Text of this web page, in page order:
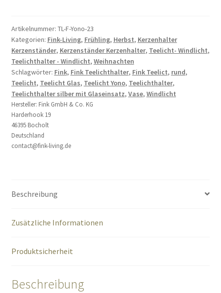
Yono
23
cm
Menge
Artikelnummer: TL-F-Yono-23
Kategorien: Fink-Living, Frühling, Herbst, Kerzenhalter
Kerzenständer, Kerzenständer Kerzenhalter, Teelicht- Windlicht,
Teelichthalter - Windlicht, Weihnachten
Schlagwörter: Fink, Fink Teelichthalter, Fink Teelict, rund,
Teelicht, Teelicht Glas, Teelicht Yono, Teelichthalter,
Teelichthalter silber mit Glaseinsatz, Vase, Windlicht
Hersteller: Fink GmbH & Co. KG
Harderhook 19
46395 Bocholt
Deutschland
contact@fink-living.de
Beschreibung
Zusätzliche Informationen
Produktsicherheit
Beschreibung